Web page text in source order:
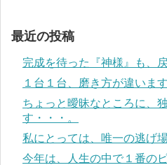
最近の投稿
完成を待った『神様』も、
１台１台、磨き方が違いま
ちょっと曖昧なところに、
す・・・。
私にとっては、唯一の逃げ
今年は、人生の中で１番の